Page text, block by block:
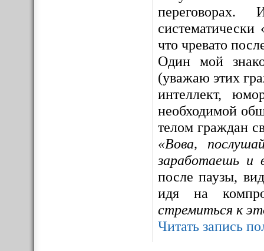
переговорах.
что чревато
Один мой
(уважаю этих
интеллект,
необходимой
телом граждан
«Вова,
заработаешь и
после паузы,
идя на
стремиться к
Читать запись